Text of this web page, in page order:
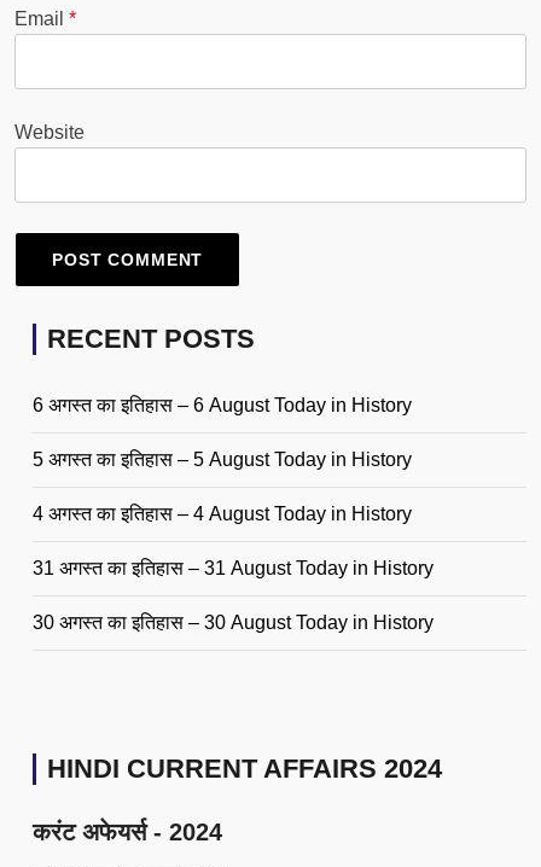
Email *
Website
RECENT POSTS
6 अगस्त का इतिहास – 6 August Today in History
5 अगस्त का इतिहास – 5 August Today in History
4 अगस्त का इतिहास – 4 August Today in History
31 अगस्त का इतिहास – 31 August Today in History
30 अगस्त का इतिहास – 30 August Today in History
HINDI CURRENT AFFAIRS 2024
करंट अफेयर्स - 2024